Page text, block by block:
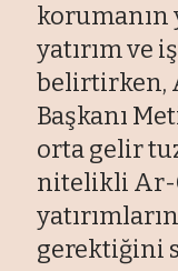
yatırım ve
belirtirken,
Başkanı
orta gelir
nitelikli Ar-
gerektiğini